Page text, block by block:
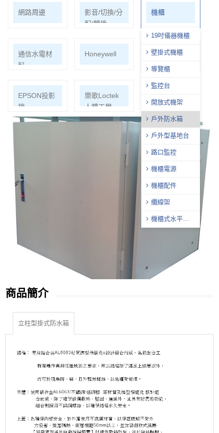
網路周邊
影音/切換/分
配/轉換
機櫃
19吋儀器機櫃
壁掛式機櫃
導覽櫃
監控台
開放式機架
戶外防水箱
戶外型基地台
路口監控
機櫃電源
機櫃配件
纜線架
機櫃式水平冷
卻系統
通信水電材
料
Honeywell
ECOHEAL
光合電子樹
EPSON投影
機
樂歌Loctek
人體工學
商品簡介
立柱型掛式防水箱